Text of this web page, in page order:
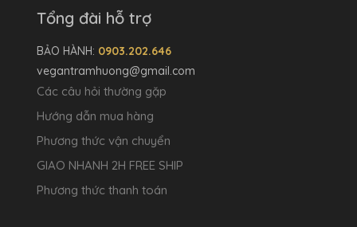
Tổng đài hỗ trợ
BẢO HÀNH: 0903.202.646
vegantramhuong@gmail.com
Các câu hỏi thường gặp
Hướng dẫn mua hàng
Phương thức vận chuyển
GIAO NHANH 2H FREE SHIP
Phương thức thanh toán